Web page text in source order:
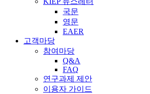
국문
영문
EAER
고객마당
참여마당
Q&A
FAQ
연구과제 제안
이용자 가이드